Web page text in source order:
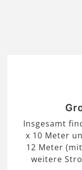
Insgesamt
x 10 Meter
12 Meter
weitere